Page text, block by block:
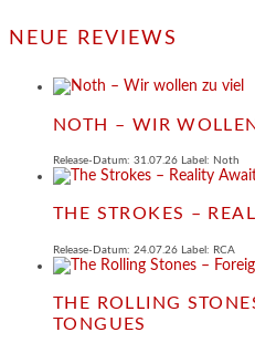
NEUE REVIEWS
NOTH – WIR
Release-Datum: 31.07.26 Label: Noth
THE STROKES –
Release-Datum: 24.07.26 Label: RCA
THE ROLLING
TONGUES